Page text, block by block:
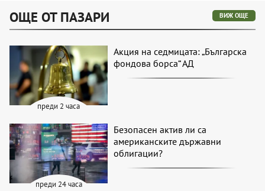
ОЩЕ ОТ ПАЗАРИ ВИЖ ОЩЕ
преди 2 часа
Акция на седмицата: „Българска
фондова борса“ АД
преди 24 часа
Безопасен актив ли са
американските държавни
облигации?